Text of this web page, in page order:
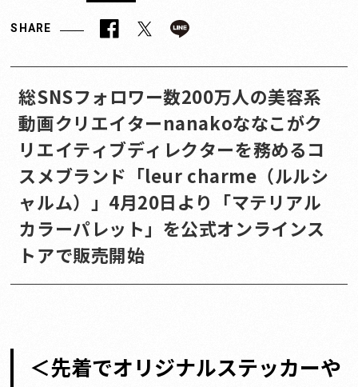
SHARE
総SNSフォロワー数200万人の美容系
動画クリエイターnanakoななこがク
リエイティブディレクターを務めるコ
スメブランド「leur charme（ルルシ
ャルム）」4月20日より「マテリアル
カラーパレット」を公式オンラインス
トアで販売開始
＜先着でオリジナルステッカーや